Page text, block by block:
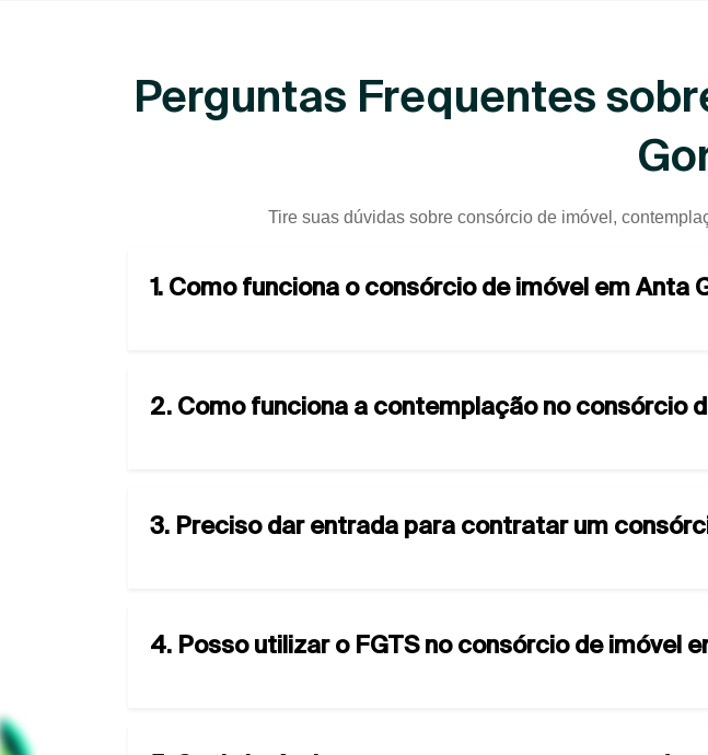
Perguntas Frequentes
Tire suas dúvidas sobre consórcio de imóvel,
1. Como funciona o consórcio de imóvel em Anta
2. Como funciona a contemplação no consórcio
3. Preciso dar entrada para contratar um
4. Posso utilizar o FGTS no consórcio de imóvel